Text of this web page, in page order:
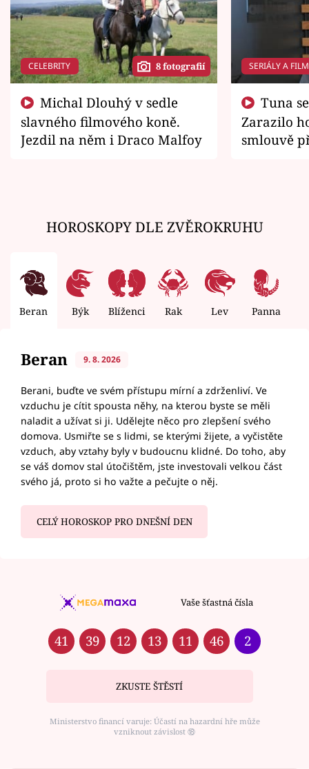
CELEBRITY 8 fotografií
slavného filmového koně.
Jezdil na něm i Draco Malfoy
SERIÁLY A
Zarazilo
smlouvě
HOROSKOPY DLE ZVĚROKRUHU
Beran Býk Blíženci Rak Lev Panna
Beran 9. 8. 2026
Berani, buďte ve svém přístupu mírní a zdrženliví. Ve
vzduchu je cítit spousta něhy, na kterou byste se měli
naladit a užívat si ji. Udělejte něco pro zlepšení svého
domova. Usmiřte se s lidmi, se kterými žijete, a vyčistěte
vzduch, aby vztahy byly v budoucnu klidné. Do toho, aby
se váš domov stal útočištěm, jste investovali velkou část
svého já, proto si ho važte a pečujte o něj.
CELÝ HOROSKOP PRO DNEŠNÍ DEN
Vaše šťastná čísla
41 39 12 13 11 46 2
ZKUSTE ŠTĚSTÍ
Ministerstvo financí varuje: Účastí na hazardní hře může
vzniknout závislost ⑱